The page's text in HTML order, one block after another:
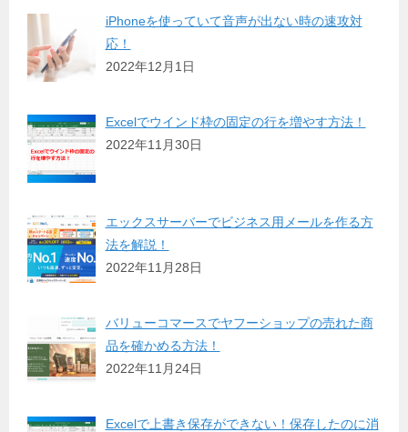
iPhoneを使っていて音声が出ない時の速攻対
応！
2022年12月1日
Excelでウインド枠の固定の行を増やす方法！
2022年11月30日
エックスサーバーでビジネス用メールを作る方
法を解説！
2022年11月28日
バリューコマースでヤフーショップの売れた商
品を確かめる方法！
2022年11月24日
Excelで上書き保存ができない！保存したのに消